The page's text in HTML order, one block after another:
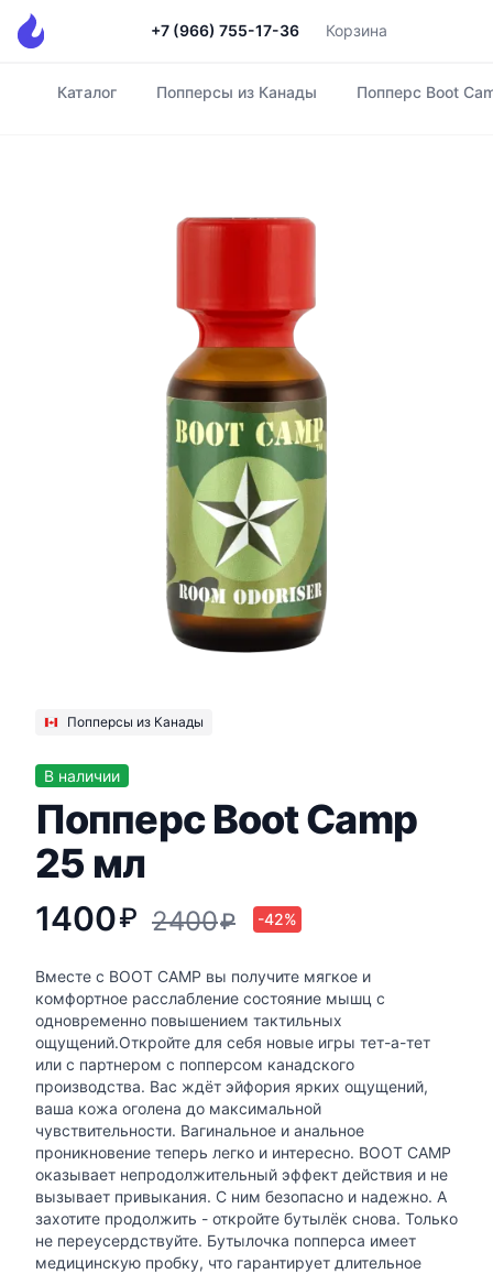
+7 (966) 755-17-36 Корзина
Главная
Каталог Попперсы из Канады Попперс Boot
Попперсы из Канады
В наличии
Попперс Boot Camp
25 мл
1400₽ 2400₽ -42%
Вместе с BOOT CAMP вы получите мягкое и
комфортное расслабление состояние мышц с
одновременно повышением тактильных
ощущений.Откройте для себя новые игры тет-а-тет
или с партнером с попперсом канадского
производства. Вас ждёт эйфория ярких ощущений,
ваша кожа оголена до максимальной
чувствительности. Вагинальное и анальное
проникновение теперь легко и интересно. BOOT CAMP
оказывает непродолжительный эффект действия и не
вызывает привыкания. С ним безопасно и надежно. А
захотите продолжить - откройте бутылёк снова. Только
не переусердствуйте. Бутылочка попперса имеет
медицинскую пробку, что гарантирует длительное